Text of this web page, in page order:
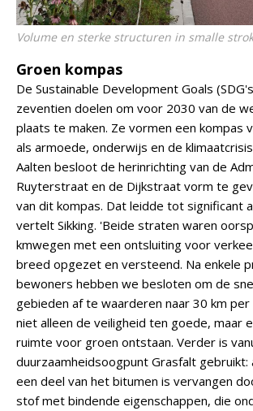
Volume en sterke structuren in smalle
Groen kompas
De Sustainable Development Goals
zeventien doelen om voor 2030 van de
plaats te maken. Ze vormen een kompas
als armoede, onderwijs en de
Aalten besloot de herinrichting van de
Ruyterstraat en de Dijkstraat vorm te
van dit kompas. Dat leidde tot significant
vertelt Sikking. 'Beide straten waren
kmwegen met een ontsluiting voor
breed opgezet en versteend. Na enkele
bewoners hebben we besloten om de
gebieden af te waarderen naar 30 km
niet alleen de veiligheid ten goede, maar
ruimte voor groen ontstaan. Verder is
duurzaamheidsoogpunt Grasfalt gebruikt:
een deel van het bitumen is vervangen
stof met bindende eigenschappen, die